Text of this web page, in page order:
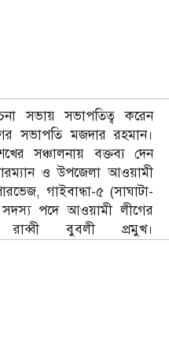
সভায় সভাপতিত্ব করেন
সভাপতি মজদার রহমান।
সঞ্চালনায় বক্তব্য দেন
ও উপজেলা আওয়ামী
গাইবান্ধা-৫ (সাঘাটা-
পদে আওয়ামী লীগের
রাব্বী বুবলী প্রমুখ।